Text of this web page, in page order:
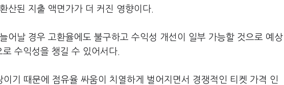
산된 지출 액면가가 더 커진 영향이다.
어날 경우 고환율에도 불구하고 수익성 개선이 일부 가능할 것으로 예상
수익성을 챙길 수 있어서다.
기 때문에 점유율 싸움이 치열하게 벌어지면서 경쟁적인 티켓 가격 인